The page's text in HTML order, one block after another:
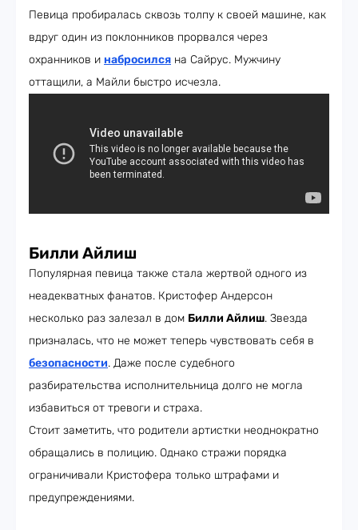
Певица пробиралась сквозь толпу к своей машине, как
вдруг один из поклонников прорвался через
охранников и набросился на Сайрус. Мужчину
оттащили, а Майли быстро исчезла.
Билли Айлиш
Популярная певица также стала жертвой одного из
неадекватных фанатов. Кристофер Андерсон
несколько раз залезал в дом Билли Айлиш. Звезда
призналась, что не может теперь чувствовать себя в
безопасности. Даже после судебного
разбирательства исполнительница долго не могла
избавиться от тревоги и страха.
Стоит заметить, что родители артистки неоднократно
обращались в полицию. Однако стражи порядка
ограничивали Кристофера только штрафами и
предупреждениями.